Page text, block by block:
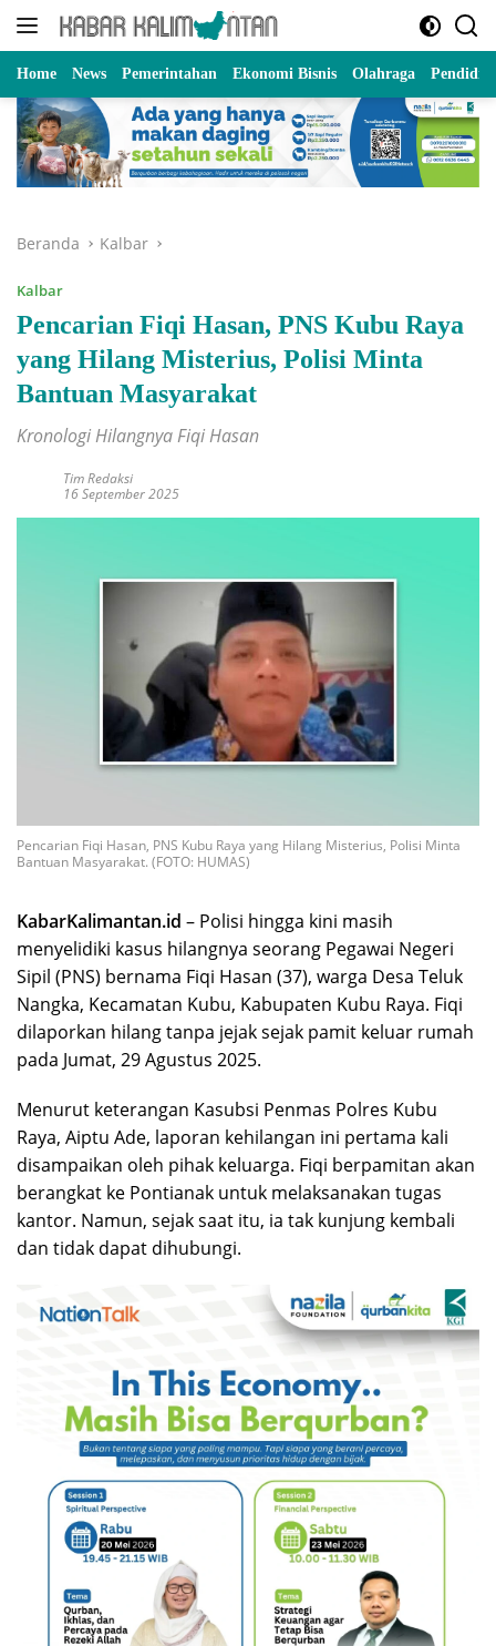
Langsung
Home News Pemerintahan Ekonomi Bisnis Olahraga
Beranda Kalbar
Kalbar
Pencarian Fiqi Hasan, PNS Kubu Raya
yang Hilang Misterius, Polisi Minta
Bantuan Masyarakat
Kronologi Hilangnya Fiqi Hasan
Tim Redaksi
16 September 2025
Pencarian Fiqi Hasan, PNS Kubu Raya yang Hilang Misterius, Polisi Minta
Bantuan Masyarakat. (FOTO: HUMAS)
KabarKalimantan.id – Polisi hingga kini masih
menyelidiki kasus hilangnya seorang Pegawai Negeri
Sipil (PNS) bernama Fiqi Hasan (37), warga Desa Teluk
Nangka, Kecamatan Kubu, Kabupaten Kubu Raya. Fiqi
dilaporkan hilang tanpa jejak sejak pamit keluar rumah
pada Jumat, 29 Agustus 2025.
Menurut keterangan Kasubsi Penmas Polres Kubu
Raya, Aiptu Ade, laporan kehilangan ini pertama kali
disampaikan oleh pihak keluarga. Fiqi berpamitan akan
berangkat ke Pontianak untuk melaksanakan tugas
kantor. Namun, sejak saat itu, ia tak kunjung kembali
dan tidak dapat dihubungi.